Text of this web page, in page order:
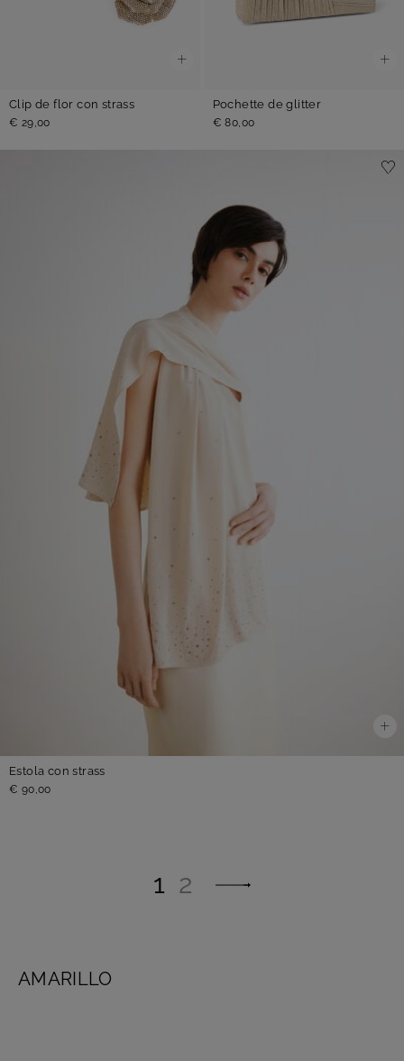
Clip de flor con strass
€ 29,00
Pochette de glitter
€ 80,00
Estola con strass
€ 90,00
1 2
AMARILLO